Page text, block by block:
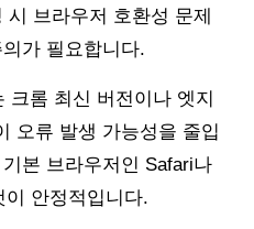
브라우저 호환성 문제
가 필요합니다.
크롬 최신 버전이나 엣지
오류 발생 가능성을 줄입
본 브라우저인 Safari나
안정적입니다.